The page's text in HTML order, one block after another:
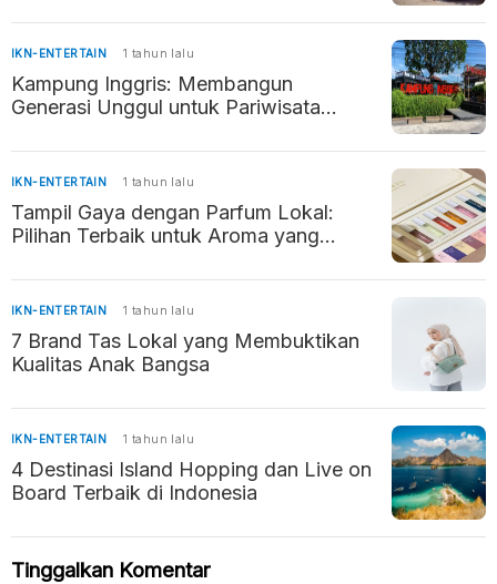
IKN-ENTERTAIN 1 tahun lalu
Kampung Inggris: Membangun
Generasi Unggul untuk Pariwisata
IKN-ENTERTAIN 1 tahun lalu
Tampil Gaya dengan Parfum Lokal:
Pilihan Terbaik untuk Aroma yang
IKN-ENTERTAIN 1 tahun lalu
7 Brand Tas Lokal yang Membuktikan
Kualitas Anak Bangsa
IKN-ENTERTAIN 1 tahun lalu
4 Destinasi Island Hopping dan Live on
Board Terbaik di Indonesia
Tinggalkan Komentar